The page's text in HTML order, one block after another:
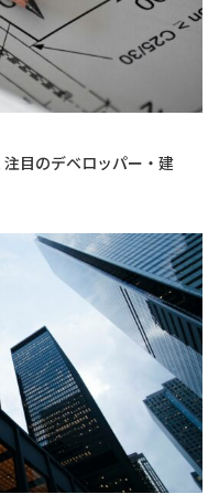
目のデベロッパー・建